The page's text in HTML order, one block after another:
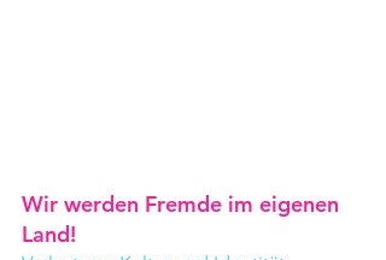
Wir werden Fremde im eigenen
Land!